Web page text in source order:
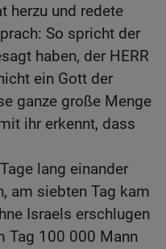
herzu und redete
So spricht der
haben, der HERR
ein Gott der
ganze große Menge
ihr erkennt, dass
lang einander
am siebten Tag kam
Israels erschlugen
Tag 100 000 Mann